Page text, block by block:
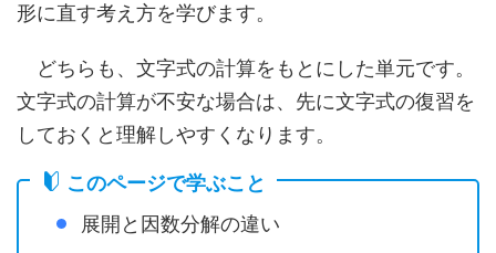
形に直す考え方を学びます。
どちらも、文字式の計算をもとにした単元です。
文字式の計算が不安な場合は、先に文字式の復習を
しておくと理解しやすくなります。
このページで学ぶこと
展開と因数分解の違い